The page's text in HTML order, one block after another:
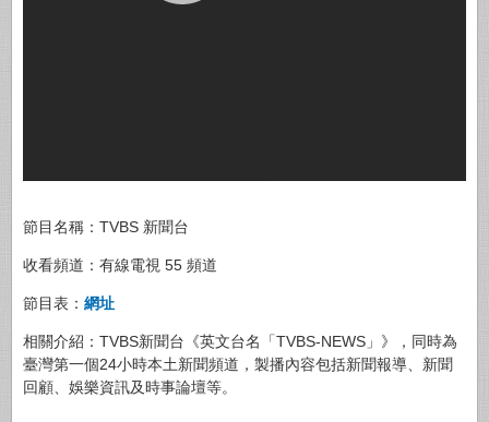
節目名稱：TVBS 新聞台
收看頻道：有線電視 55 頻道
節目表： 網址
相關介紹：TVBS新聞台《英文台名「TVBS-NEWS」》，同時為
臺灣第一個24小時本土新聞頻道，製播內容包括新聞報導、新聞
回顧、娛樂資訊及時事論壇等。